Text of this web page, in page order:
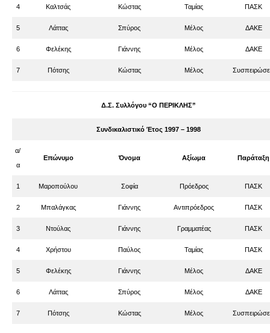
4 Καλτσάς Κώστας Ταμίας ΠΑΣΚ
5 Λάττας Σπύρος Μέλος ΔΑΚΕ
6 Φελέκης Γιάννης Μέλος ΔΑΚΕ
7 Πότσης Κώστας Μέλος
Δ.Σ. Συλλόγου “Ο ΠΕΡΙΚΛΗΣ”
Συνδικαλιστικό Έτος 1997 – 1998
α/
α
Επώνυμο Όνομα Αξίωμα Παράταξη
1 Μαροπούλου Σοφία Πρόεδρος ΠΑΣΚ
2 Μπαλάγκας Γιάννης Αντιπρόεδρος ΠΑΣΚ
3 Ντούλας Γιάννης Γραμματέας ΠΑΣΚ
4 Χρήστου Παύλος Ταμίας ΠΑΣΚ
5 Φελέκης Γιάννης Μέλος ΔΑΚΕ
6 Λάττας Σπύρος Μέλος ΔΑΚΕ
7 Πότσης Κώστας Μέλος